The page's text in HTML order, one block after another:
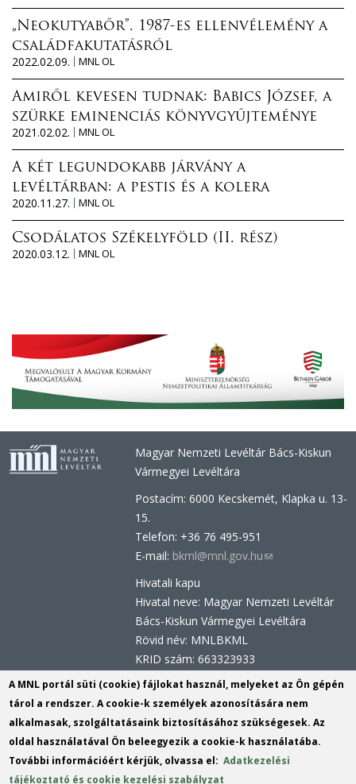
„Neokutyabőr”. 1987-es ellenvélemény a
családfakutatásról
2022.02.09.
MNL OL
Amiről kevesen tudnak: Babics József, a
szürke eminenciás könyvgyűjteménye
2021.02.02.
MNL OL
A két legundokabb járvány a
levéltárban: a pestis és a kolera
2020.11.27.
MNL OL
Csodálatos Székelyföld (II. rész)
2020.03.12.
MNL OL
Magyar Nemzeti Levéltár Bács-Kiskun
Vármegyei Levéltára
Postacím: 6000 Kecskemét, Klapka u. 13-
15.
Telefon: +36 76 495-951
E-mail: bkml@mnl.gov.hu(link
mail)
Hivatali kapu
Hivatal neve: Magyar Nemzeti Levéltár
Bács-Kiskun Vármegyei Levéltára
Rövid név: MNLBKML
KRID szám: 663323933
Hivatali kapu - Központi Érkeztetési
Rendszer (KÉR)
Hivatal neve: Magyar Nemzeti Levéltár
Rövid név: MNL BKML
KRID szám: 113809158
A MNL portál süti (cookie) fájlokat használ, melyeket az Ön gépén
tárol a rendszer. A cookie-k személyek azonosítására nem
alkalmasak, szolgáltatásaink biztosításához szükségesek. Az
oldal használatával Ön beleegyezik a cookie-k használatába.
További információért kérjük, olvassa el:Adatkezelési
tájékoztató és cookie kezelési szabályzat